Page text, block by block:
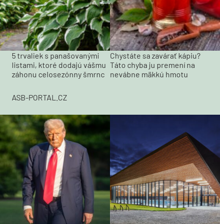
5 trvaliek s panašovanými
listami, ktoré dodajú vášmu
záhonu celosezónny šmrnc
Chystáte sa zavárať kápiu?
Táto chyba ju premení na
nevábne mäkkú hmotu
ASB-PORTAL.CZ